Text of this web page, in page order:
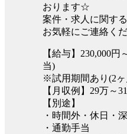
おります☆
案件・求人に関す
お気軽にご連絡くだ
【給与】230,000
当)
※試用期間あり(2
【月収例】29万～
【別途】
・時間外・休日・
・通勤手当